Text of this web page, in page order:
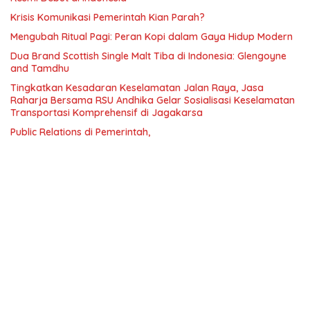
Krisis Komunikasi Pemerintah Kian Parah?
Mengubah Ritual Pagi: Peran Kopi dalam Gaya Hidup Modern
Dua Brand Scottish Single Malt Tiba di Indonesia: Glengoyne
and Tamdhu
Tingkatkan Kesadaran Keselamatan Jalan Raya, Jasa
Raharja Bersama RSU Andhika Gelar Sosialisasi Keselamatan
Transportasi Komprehensif di Jagakarsa
Public Relations di Pemerintah,